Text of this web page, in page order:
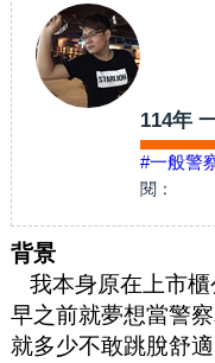
114年
#一般警
閱：
背景
我本身原在上市
早之前就夢想當警
就多少不敢跳脫舒